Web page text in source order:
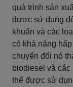
quá trình sản
được sử dụng
khuẩn và các
có khả năng
chuyển đổi nó
biodiesel và
thể được sử